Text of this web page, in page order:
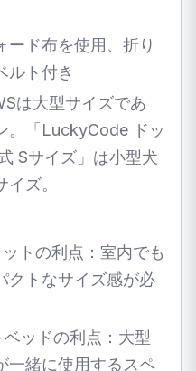
ード布を使用、折り
ルト付き
は大型サイズであ
。「LuckyCode ドッ
Sサイズ」は小型犬
ズ。
トの利点：室内でも
クトなサイズ感が必
ッドの利点：大型
一緒に使用するスペ